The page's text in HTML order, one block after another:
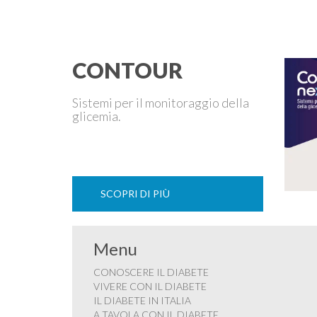
CONTOUR
Sistemi per il monitoraggio della
glicemia.
SCOPRI DI PIÙ
Menu
CONOSCERE IL DIABETE
VIVERE CON IL DIABETE
IL DIABETE IN ITALIA
A TAVOLA CON IL DIABETE